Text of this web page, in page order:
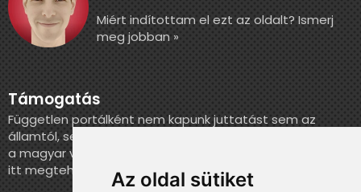
Az oldal sütiket
Miért indítottam el ezt az oldalt? Ismerj
meg jobban »
Támogatás
Független portálként nem kapunk juttatást sem az
államtól, sem más szervezettől. Ha szeretnél segíteni
a magyar válogatott történelmének feldolgozásában,
itt megteheted.